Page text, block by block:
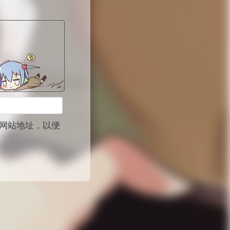
站地址，以便